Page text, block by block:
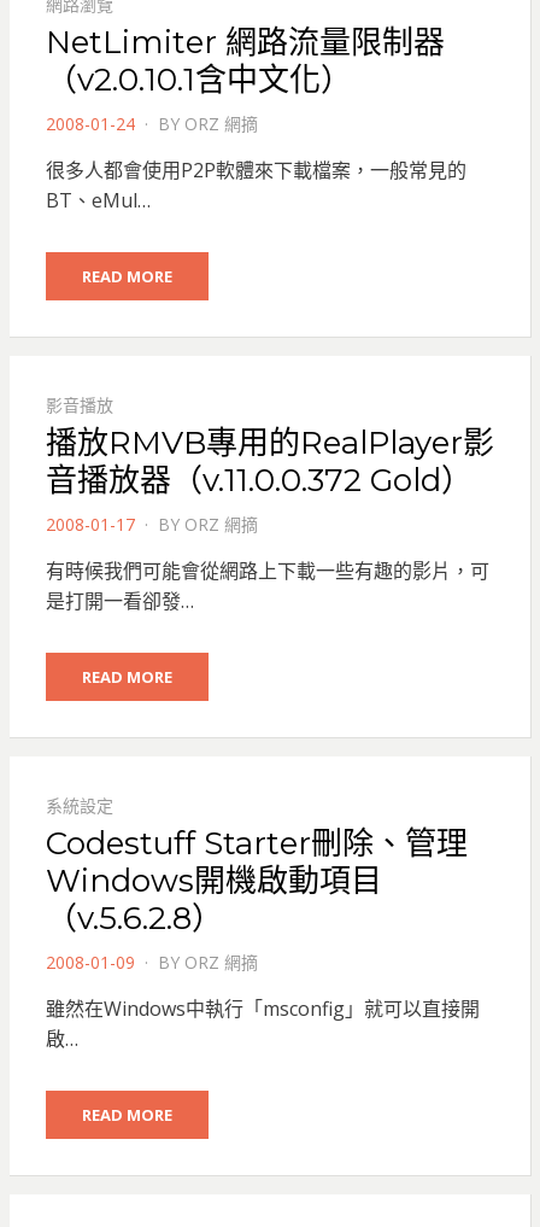
NetLimiter 網路流量限制器
（v2.0.10.1含中文化）
POSTED
2008-01-24 BY ORZ 網摘
很多人都會使用P2P軟體來下載檔案，一般常見的
BT、eMul…
READ MORE
影音播放
播放RMVB專用的RealPlayer影
音播放器（v.11.0.0.372 Gold）
POSTED
2008-01-17 BY ORZ 網摘
有時候我們可能會從網路上下載一些有趣的影片，可
是打開一看卻發…
READ MORE
系統設定
Codestuff Starter刪除、管理
Windows開機啟動項目
（v.5.6.2.8）
POSTED
2008-01-09 BY ORZ 網摘
雖然在Windows中執行「msconfig」就可以直接開
啟…
READ MORE